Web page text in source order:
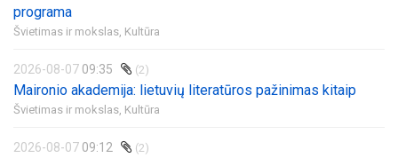
programa
Švietimas ir mokslas, Kultūra
2026-08-07 09:35 (2)
Maironio akademija: lietuvių literatūros pažinimas kitaip
Švietimas ir mokslas, Kultūra
2026-08-07 09:12 (2)